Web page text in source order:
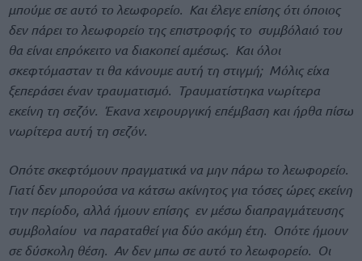
μπούμε σε αυτό το λεωφορείο. Και έλεγε επίσης ότι όποιος
δεν πάρει το λεωφορείο της επιστροφής το συμβόλαιό του
θα είναι επρόκειτο να διακοπεί αμέσως. Και όλοι
σκεφτόμασταν τι θα κάνουμε αυτή τη στιγμή; Μόλις είχα
ξεπεράσει έναν τραυματισμό. Τραυματίστηκα νωρίτερα
εκείνη τη σεζόν. Έκανα χειρουργική επέμβαση και ήρθα πίσω
νωρίτερα αυτή τη σεζόν.
Οπότε σκεφτόμουν πραγματικά να μην πάρω το λεωφορείο.
Γιατί δεν μπορούσα να κάτσω ακίνητος για τόσες ώρες εκείνη
την περίοδο, αλλά ήμουν επίσης εν μέσω διαπραγμάτευσης
συμβολαίου να παραταθεί για δύο ακόμη έτη. Οπότε ήμουν
σε δύσκολη θέση. Αν δεν μπω σε αυτό το λεωφορείο. Οι